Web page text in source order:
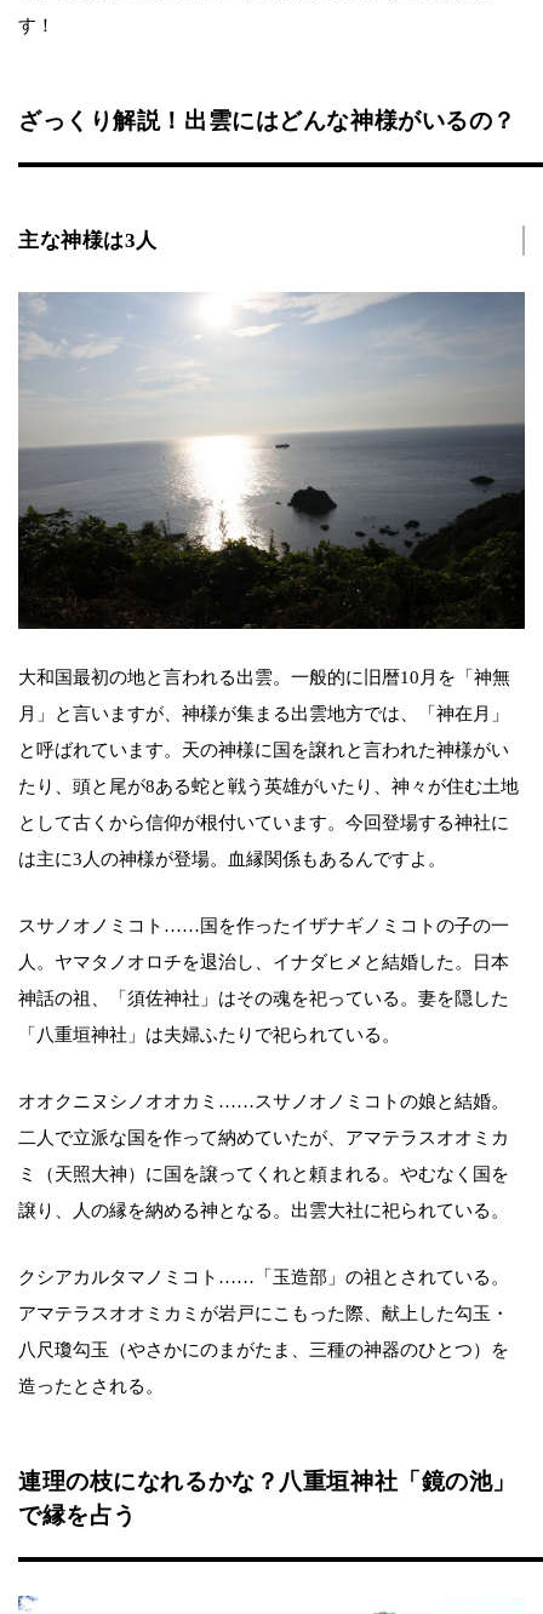
す！
ざっくり解説！出雲にはどんな神様がいるの？
主な神様は3人
大和国最初の地と言われる出雲。一般的に旧暦10月を「神無
月」と言いますが、神様が集まる出雲地方では、「神在月」
と呼ばれています。天の神様に国を譲れと言われた神様がい
たり、頭と尾が8ある蛇と戦う英雄がいたり、神々が住む土地
として古くから信仰が根付いています。今回登場する神社に
は主に3人の神様が登場。血縁関係もあるんですよ。
スサノオノミコト……国を作ったイザナギノミコトの子の一
人。ヤマタノオロチを退治し、イナダヒメと結婚した。日本
神話の祖、「須佐神社」はその魂を祀っている。妻を隠した
「八重垣神社」は夫婦ふたりで祀られている。
オオクニヌシノオオカミ……スサノオノミコトの娘と結婚。
二人で立派な国を作って納めていたが、アマテラスオオミカ
ミ（天照大神）に国を譲ってくれと頼まれる。やむなく国を
譲り、人の縁を納める神となる。出雲大社に祀られている。
クシアカルタマノミコト……「玉造部」の祖とされている。
アマテラスオオミカミが岩戸にこもった際、献上した勾玉・
八尺瓊勾玉（やさかにのまがたま、三種の神器のひとつ）を
造ったとされる。
連理の枝になれるかな？八重垣神社「鏡の池」
で縁を占う